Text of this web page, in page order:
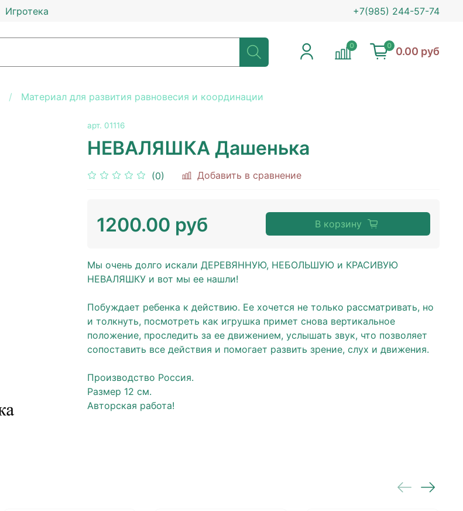
Игротека +7(985) 244-57-74
0 0 0.00 руб
Материал для развития равновесия и координации
арт. 01116
НЕВАЛЯШКА Дашенька
(0) Добавить в сравнение
1200.00 руб В корзину
Мы очень долго искали ДЕРЕВЯННУЮ, НЕБОЛЬШУЮ и КРАСИВУЮ
НЕВАЛЯШКУ и вот мы ее нашли!
Побуждает ребенка к действию. Ее хочется не только рассматривать, но
и толкнуть, посмотреть как игрушка примет снова вертикальное
положение, проследить за ее движением, услышать звук, что позволяет
сопоставить все действия и помогает развить зрение, слух и движения.
Производство Россия.
Размер 12 см.
Авторская работа!